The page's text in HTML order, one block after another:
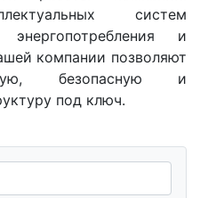
систем
и
компании позволяют
безопасную и
под ключ.